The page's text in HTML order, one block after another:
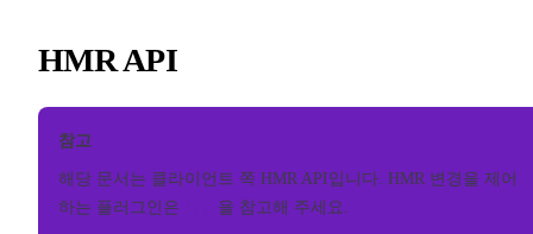
HMR API
참고
해당 문서는 클라이언트 쪽 HMR API입니다. HMR 변경을 제어
하는 플러그인은
을 참고해 주세요.